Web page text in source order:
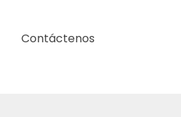
Contáctenos